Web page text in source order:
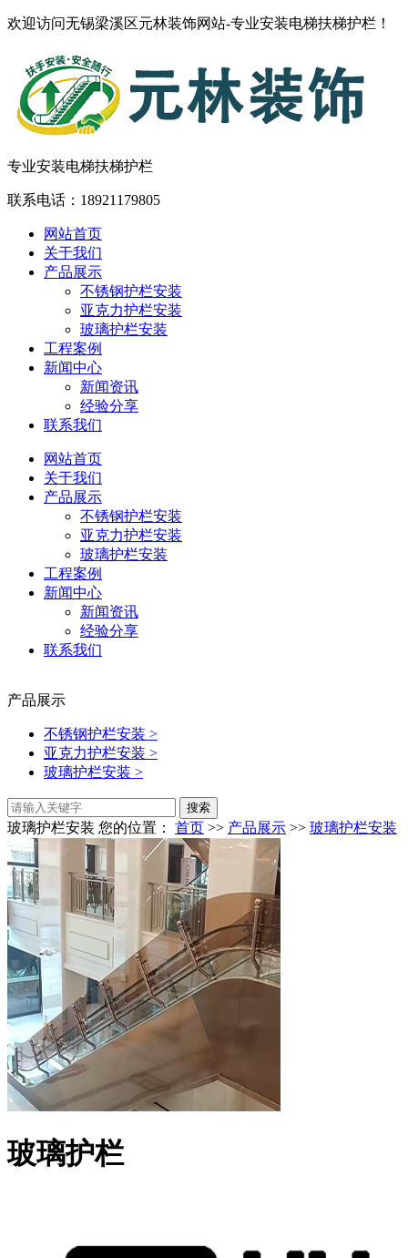
欢迎访问无锡梁溪区元林装饰网站-专业安装电梯扶梯护栏！
专业安装电梯扶梯护栏
联系电话： 18921179805
网站首页
关于我们
产品展示
不锈钢护栏安装
亚克力护栏安装
玻璃护栏安装
工程案例
新闻中心
新闻资讯
经验分享
联系我们
网站首页
关于我们
产品展示
不锈钢护栏安装
亚克力护栏安装
玻璃护栏安装
工程案例
新闻中心
新闻资讯
经验分享
联系我们
产品展示
不锈钢护栏安装 >
亚克力护栏安装 >
玻璃护栏安装 >
玻璃护栏安装 您的位置： 首页 >> 产品展示 >> 玻璃护栏安装
玻璃护栏